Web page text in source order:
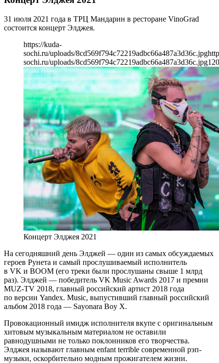
31 июля 2021 года в ТРЦ Мандарин в ресторане VinoGrad
состоится концерт Элджея.
https://kuda-
sochi.ru/uploads/8cd569f794c72219adbc66a487a3d36c.jpg
sochi.ru/uploads/8cd569f794c72219adbc66a487a3d36c.jpg
Концерт Элджея 2021
На сегодняшний день Элджей — один из самых обсуждаемых
героев Рунета и самый прослушиваемый исполнитель
в VK и BOOM (его треки были прослушаны свыше 1 млрд
раз). Элджей — победитель VK Music Awards 2017 и премии
MUZ-TV 2018, главный российский артист 2018 года
по версии Yandex. Music, выпустивший главный российский
альбом 2018 года — Sayonara Boy X.
Провокационный имидж исполнителя вкупе с оригинальным
хитовым музыкальным материалом не оставили
равнодушными не только поклонников его творчества.
Элджея называют главным enfant terrible современной рэп-
музыки, оскорбительно модным прожигателем жизни.